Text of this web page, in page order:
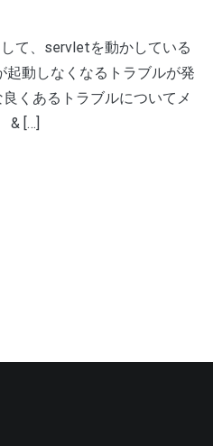
て、servletを動かしている
動しなくなるトラブルが発
くあるトラブルについてメ
& […]